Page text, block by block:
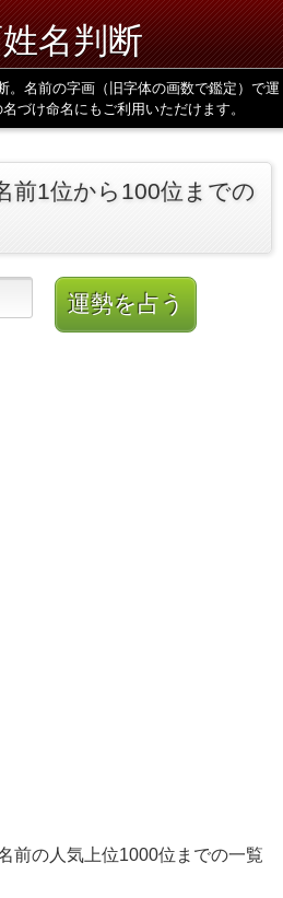
名判断
。名前の字画（旧字体の画数で鑑定）で運
づけ命名にもご利用いただけます。
前の人気上位1000位までの一覧